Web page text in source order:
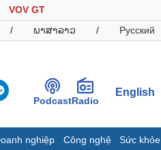
VOV GT
/ ພາສາລາວ / Русский
PodcastRadio
English
nghiệp Công nghệ Sức khỏe